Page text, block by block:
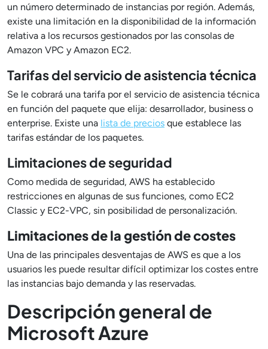
un número determinado de instancias por región. Además,
existe una limitación en la disponibilidad de la información
relativa a los recursos gestionados por las consolas de
Amazon VPC y Amazon EC2.
Tarifas del servicio de asistencia técnica
Se le cobrará una tarifa por el servicio de asistencia técnica
en función del paquete que elija: desarrollador, business o
enterprise. Existe una lista de precios que establece las
tarifas estándar de los paquetes.
Limitaciones de seguridad
Como medida de seguridad, AWS ha establecido
restricciones en algunas de sus funciones, como EC2
Classic y EC2-VPC, sin posibilidad de personalización.
Limitaciones de la gestión de costes
Una de las principales desventajas de AWS es que a los
usuarios les puede resultar difícil optimizar los costes entre
las instancias bajo demanda y las reservadas.
Descripción general de
Microsoft Azure